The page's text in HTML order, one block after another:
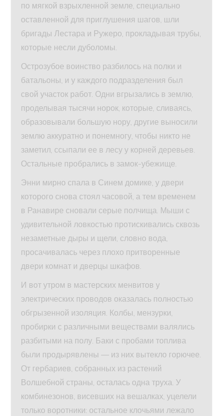
по мягкой взрыхленной земле, специально
оставленной для приглушения шагов, шли
бригады Лестара и Ружеро, прокладывая трубы,
которые несли дуболомы.
Острозубое воинство разбилось на полки и
батальоны, и у каждого подразделения был
свой участок работ. Одни вгрызались в землю,
проделывая тысячи норок, которые, сливаясь,
образовывали большую нору, другие выносили
землю аккуратно и понемногу, чтобы никто не
заметил, ссыпали ее в лесу у корней деревьев.
Остальные пробрались в замок-убежище.
Энни мирно спала в Синем домике, у двери
которого снова стоял часовой, а тем временем
в Ранавире сновали серые полчища. Мыши с
удивительной ловкостью протискивались сквозь
незаметные дыры и щели, словно вода,
просачивалась через плохо притворенные
двери комнат и дверцы шкафов.
И вот утром в мастерских менвитов у
электрических проводов оказалась полностью
обгрызенной изоляция. Колбы, мензурки,
пробирки с различными веществами валялись
разбитыми на полу. Баки с пробами топлива
были продырявлены — из них вытекло горючее.
От гербариев, собранных из растений
Волшебной страны, осталась одна труха. У
комбинезонов, висевших на вешалках, уцелели
только воротники: остальное клочьями лежало